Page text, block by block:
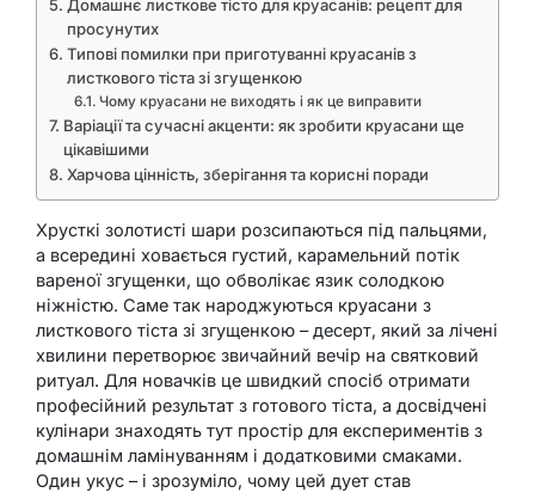
Домашнє листкове тісто для круасанів: рецепт для
просунутих
Типові помилки при приготуванні круасанів з
листкового тіста зі згущенкою
Чому круасани не виходять і як це виправити
Варіації та сучасні акценти: як зробити круасани ще
цікавішими
Харчова цінність, зберігання та корисні поради
Хрусткі золотисті шари розсипаються під пальцями,
а всередині ховається густий, карамельний потік
вареної згущенки, що обволікає язик солодкою
ніжністю. Саме так народжуються круасани з
листкового тіста зі згущенкою – десерт, який за лічені
хвилини перетворює звичайний вечір на святковий
ритуал. Для новачків це швидкий спосіб отримати
професійний результат з готового тіста, а досвідчені
кулінари знаходять тут простір для експериментів з
домашнім ламінуванням і додатковими смаками.
Один укус – і зрозуміло, чому цей дует став